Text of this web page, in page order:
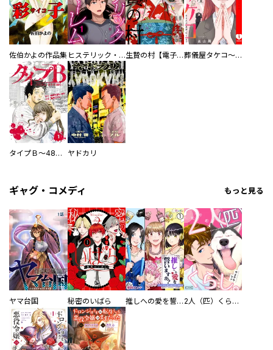
佐伯かよの作品集 ヒステリック・ハーレム～搾られる男と堕ちる女～【電子単行本版】 生贄の村【電子単行本版】 葬儀屋タケコ～あなたの最期、叶えます【電子単行本版】
タイプＢ～48時間後、致死率100％～【単話】 ヤドカリ
ギャグ・コメディ もっと見る
ヤマ台国 秘密のいばら 推しへの愛を誓いますか？～アラサー女子、推しは逃げぬが人生逃げる～ 2人（匹）くらし。